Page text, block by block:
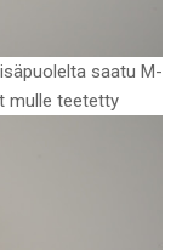
saatu M-
mulle teetetty